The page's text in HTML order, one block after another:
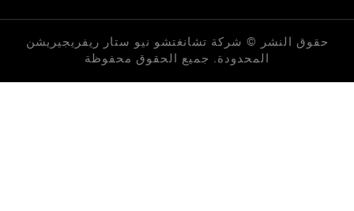
© شركة تشانغتشو نيو ستار ريفريجيريشن
المحدودة. جميع الحقوق محفوظة